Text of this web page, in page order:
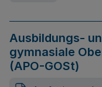
Ausbildungs-
gymnasiale
(APO-GOSt)